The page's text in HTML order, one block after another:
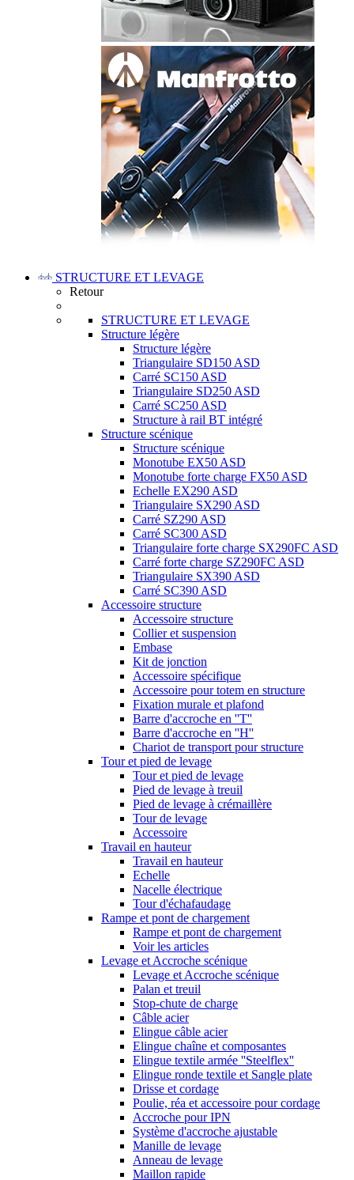
STRUCTURE ET LEVAGE
Retour
STRUCTURE ET LEVAGE
Structure légère
Structure légère
Triangulaire SD150 ASD
Carré SC150 ASD
Triangulaire SD250 ASD
Carré SC250 ASD
Structure à rail BT intégré
Structure scénique
Structure scénique
Monotube EX50 ASD
Monotube forte charge FX50 ASD
Echelle EX290 ASD
Triangulaire SX290 ASD
Carré SZ290 ASD
Carré SC300 ASD
Triangulaire forte charge SX290FC ASD
Carré forte charge SZ290FC ASD
Triangulaire SX390 ASD
Carré SC390 ASD
Accessoire structure
Accessoire structure
Collier et suspension
Embase
Kit de jonction
Accessoire spécifique
Accessoire pour totem en structure
Fixation murale et plafond
Barre d'accroche en ''T''
Barre d'accroche en ''H''
Chariot de transport pour structure
Tour et pied de levage
Tour et pied de levage
Pied de levage à treuil
Pied de levage à crémaillère
Tour de levage
Accessoire
Travail en hauteur
Travail en hauteur
Echelle
Nacelle électrique
Tour d'échafaudage
Rampe et pont de chargement
Rampe et pont de chargement
Voir les articles
Levage et Accroche scénique
Levage et Accroche scénique
Palan et treuil
Stop-chute de charge
Câble acier
Elingue câble acier
Elingue chaîne et composantes
Elingue textile armée ''Steelflex''
Elingue ronde textile et Sangle plate
Drisse et cordage
Poulie, réa et accessoire pour cordage
Accroche pour IPN
Système d'accroche ajustable
Manille de levage
Anneau de levage
Maillon rapide